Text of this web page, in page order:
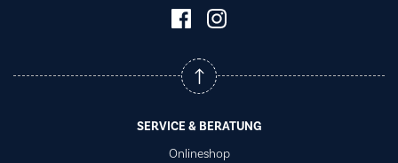
SERVICE & BERATUNG
Onlineshop